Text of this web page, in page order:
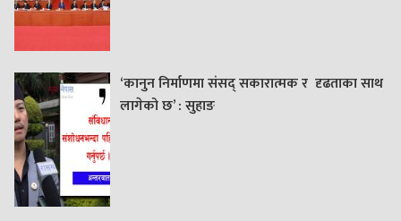
‘कानुन निर्माणमा संसद् सकारात्मक र दृढताका साथ
लागेको छ’ : सुहाङ